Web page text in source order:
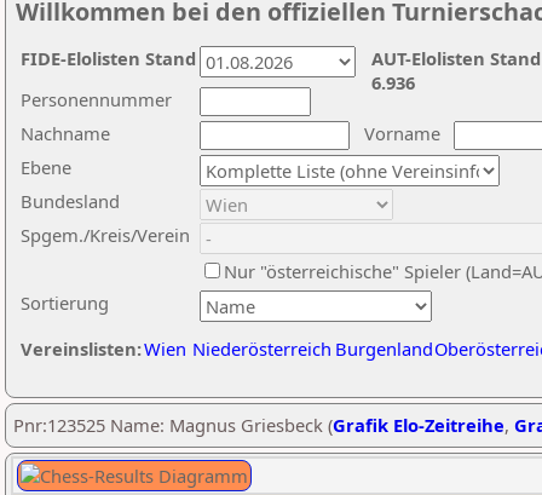
Willkommen bei den offiziellen
Nachname
Vorname
Ebene
Sortierung
Personennummer
Bundesland
Spgem./Kreis/Verein
Nur "österreichische" Spieler
Vereinslisten:Wien Niederösterreich Burgenland
AUT-Elolisten
6.936
FIDE-Elolisten Stand
Pnr:123525 Name: Magnus Griesbeck (Grafik Elo-Zeitreihe,